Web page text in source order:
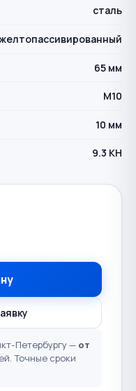
сталь
65 мм
М10
10 мм
9.3 КН
Петербургу — от
Точные сроки